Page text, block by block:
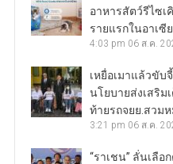
อาหารสัตว์รีไซเ
รายแรกในอาเซี
4:03 pm 06 ส.ค.
เหยื่อเมาแล้วขับ
นโยบายส่งเสริ
ท้ายรถจยย.สวม
3:21 pm 06 ส.ค.
“ราเชน” ลั่นเลือ